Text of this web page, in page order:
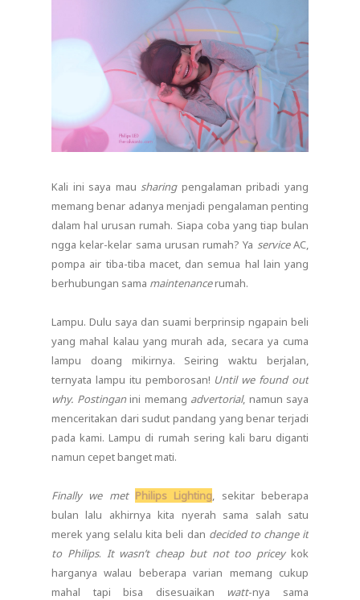
Kali ini saya mau sharingpengalaman pribadi yang
memang benar adanya menjadi pengalaman penting
dalam hal urusan rumah. Siapa coba yang tiap bulan
ngga kelar-kelar sama urusan rumah? Ya serviceAC,
pompa air tiba-tiba macet, dan semua hal lain yang
berhubungan sama maintenancerumah.
Lampu. Dulu saya dan suami berprinsip ngapain beli
yang mahal kalau yang murah ada, secara ya cuma
lampu doang mikirnya. Seiring waktu berjalan,
ternyata lampu itu pemborosan! Until we found out
why. Postinganini memang advertorial, namun saya
menceritakan dari sudut pandang yang benar terjadi
pada kami. Lampu di rumah sering kali baru diganti
namun cepet banget mati.
Finally we met Philips Lighting, sekitar beberapa
bulan lalu akhirnya kita nyerah sama salah satu
merek yang selalu kita beli dan decided to change it
to Philips. It wasn’t cheap but not too priceykok
harganya walau beberapa varian memang cukup
mahal tapi bisa disesuaikan watt-nya sama